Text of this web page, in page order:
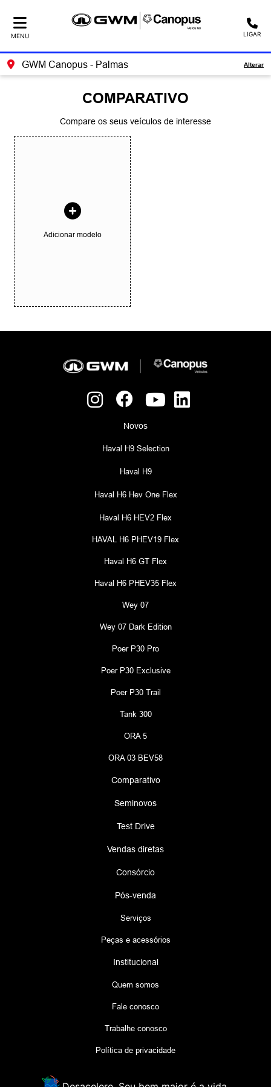
MENU LIGAR
GWM Canopus - Palmas Alterar
COMPARATIVO
Compare os seus veículos de interesse
Adicionar modelo
Novos
Haval H9 Selection
Haval H9
Haval H6 Hev One Flex
Haval H6 HEV2 Flex
HAVAL H6 PHEV19 Flex
Haval H6 GT Flex
Haval H6 PHEV35 Flex
Wey 07
Wey 07 Dark Edition
Poer P30 Pro
Poer P30 Exclusive
Poer P30 Trail
Tank 300
ORA 5
ORA 03 BEV58
Comparativo
Seminovos
Test Drive
Vendas diretas
Consórcio
Pós-venda
Serviços
Peças e acessórios
Institucional
Quem somos
Fale conosco
Trabalhe conosco
Política de privacidade